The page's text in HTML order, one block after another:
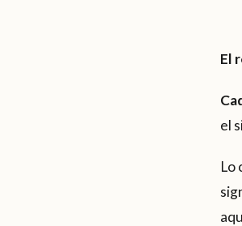
El
el
Lo